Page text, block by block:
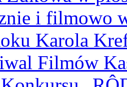
i filmowo
Karola
Filmów